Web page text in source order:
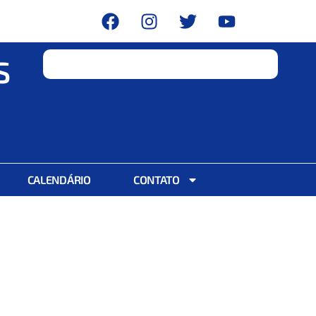
CALENDÁRIO CONTATO